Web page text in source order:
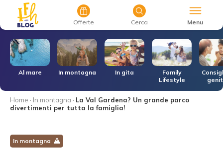
Menu
Cerca
Offerte
Al mare In montagna In gita
Family
Lifestyle
Home · In montagna · La Val Gardena? Un grande parco
divertimenti per tutta la famiglia!
In montagna